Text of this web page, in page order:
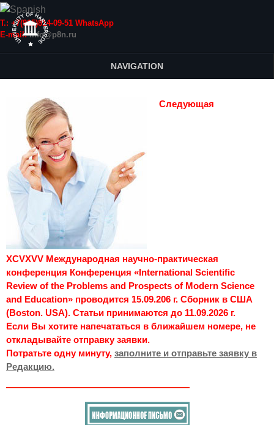
Т.: +7(915)814-09-51 WhatsApp
E-mail:info@p8n.ru
NAVIGATION
Следующая
XCVXVV Международная научно-практическая
конференция Конференция «International Scientific
Review of the Problems and Prospects of Modern Science
and Education» проводится 15.09.206 г. Сборник в США
(Boston. USA). Статьи принимаются до 11.09.2026 г.
Если Вы хотите напечататься в ближайшем номере, не
откладывайте отправку заявки.
Потратьте одну минуту, заполните и отправьте заявку в
Редакцию.